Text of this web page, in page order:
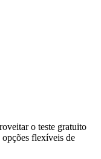
o teste gratuito
opções flexíveis de